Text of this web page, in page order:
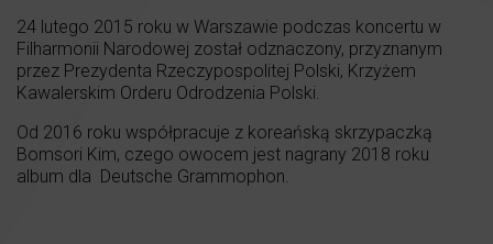
24 lutego 2015 roku w Warszawie podczas koncertu w
Filharmonii Narodowej został odznaczony, przyznanym
przez Prezydenta Rzeczypospolitej Polski, Krzyżem
Kawalerskim Orderu Odrodzenia Polski.
Od 2016 roku współpracuje z koreańską skrzypaczką
Bomsori Kim, czego owocem jest nagrany 2018 roku
album dla Deutsche Grammophon.